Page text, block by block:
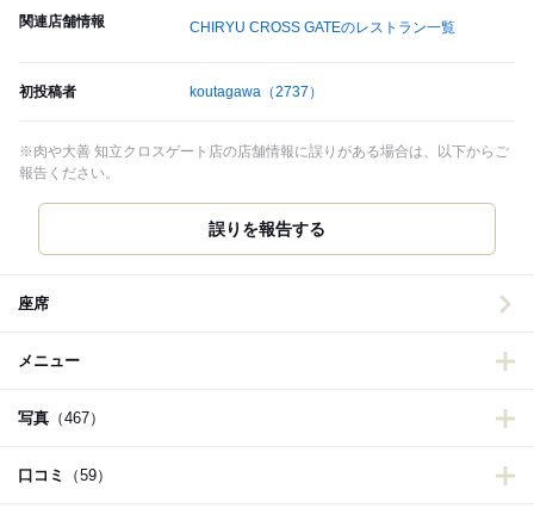
関連店舗情報 CHIRYU CROSS GATEのレストラン一覧
初投稿者 koutagawa （2737）
※肉や大善 知立クロスゲート店の店舗情報に誤りがある場合は、以下からご
報告ください。
誤りを報告する
座席
メニュー
写真 （467）
口コミ （59）